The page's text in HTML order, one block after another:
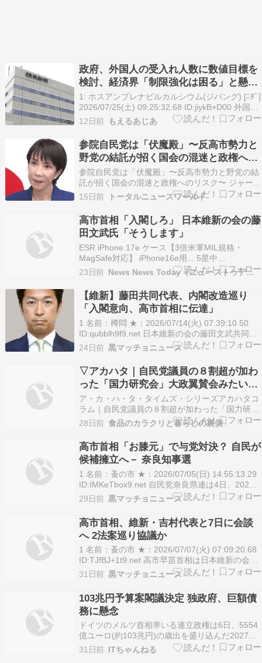
政府、外国人の受入れ人数に数値目標を
検討、経済界「制限強化は困る」と懸念
※自民・維新 連立政権合意「外国人比率
が高まれば社会との摩擦が起きかねな
い」
1: ホスアンプレナビルカルシウム(ジパング) [ﾆﾀﾞ]
2026/07/25(土) 09:25:32.68 ID:jiykB+D00 外国人
の受け入れ人数に数値目標を検討、来年３月に基
本方針…経済界からは制限強化の動 […]
12日前 もえるあじあ
参院自民党は「伏魔殿」〜反高市勢力と
野党の結託が招く国会の混迷と政権への
リスク〜
参院自民党は「伏魔殿」〜反高市勢力と野党の結
託が招く国会の混迷と政権へのリスク〜 ジャーナ
リストの須田慎一郎氏が自身のYouTubeチャンネ
ルを更新し、会期末を迎えた国会における「副首
都・関連法案」をめぐる与野党の攻防や、参議院
自民党内部の深刻な亀裂について解説した。 延長
された…
15日前 トータルニュースワールド
高市首相「入閣しろ」 日本維新の会の藤
田文武氏「そうします」
ESR iPhone 17e ケース【3倍米軍MIL規格・
MagSafe対応】 iPhone16e用... 5星中
4.3(543173130) ￥1,299 (2026年7月13日 23:08
GMT +09:00 時点 - 詳細はこちら価格および発送
可能時期は表示された日付/…
23日前 News News Today（ニューストゥデイ）
【維新】藤田共同代表、内閣改造巡り
「入閣意向、高市首相に伝達」
1 名前：樽悶 ★：2026/07/14(火) 07:39:10.50
ID:qubblh9f9.net 日本維新の会の藤田文武共同代
表は13日のBS―TBS番組で、次の内閣改造で維
新から閣僚を出す意向を高市早苗首相に伝達して
いると明らかにした。昨年10月の連立政権発足の
際に、…
24日前 黒マッチョニュース
▽アカハタ｜自民党議員の８割超が加わ
った「国力研究会」大政翼賛会みたいな
もの
ア・カ・ハ・タ・タイムズ・シリーズアカハタコ
ラム｜自民党議員の８割超が加わった「国力研究
会」大政翼賛会みたいなもの しんぶん赤旗の記事
をご案内するコーナーです！ 物騒な発言が身内か
らも相次いでいます。「大政翼賛会みたいなも
の。全くナンセンスだ」。「自民党は独裁政党じ
ゃない。総理…
28日前 食品のカラクリと暮らしの裏側
高市首相「お膝元」で与党対決？ 自民が
候補擁立へ－ 奈良知事選
1 名前：蚤の市 ★：2026/07/05(日) 14:55:13.29
ID:IMKeTbox9.net 自民党奈良県連は4日、2027
年春に予定されている次期知事選で現職の山下真
知事への対立候補を擁立する方針を決めた。山下
氏は23年の前回選で日本維新の会公認で初当選し
ている…
29日前 黒マッチョニュース
高市首相、維新・吉村代表と7日に会談
へ 2法案巡り協議か
1 名前：蚤の市 ★：2026/07/07(火) 07:09:20.68
ID:TJfBJ+1t9.net 高市早苗首相は日本維新の会の
吉村洋文代表（大阪府知事）と7日に東京都内で
会談する調整に入った。政府・与党関係者が6日
明らかにした。維新が重視する衆院議員定数削減
法案と副首…
31日前 黒マッチョニュース
103兆円予算案閣議決定 独政府、巨額債
務に懸念
ドイツのメルツ首相率いる連立政権は6日、5554
億ユーロ(約103兆円)の歳出を盛り込んだ2027年
の連邦政府予算案を閣議決定した。新たな債務は
1187億ユーロに上る。インフラや防衛向けの特別
31日前 ITちゃんねる